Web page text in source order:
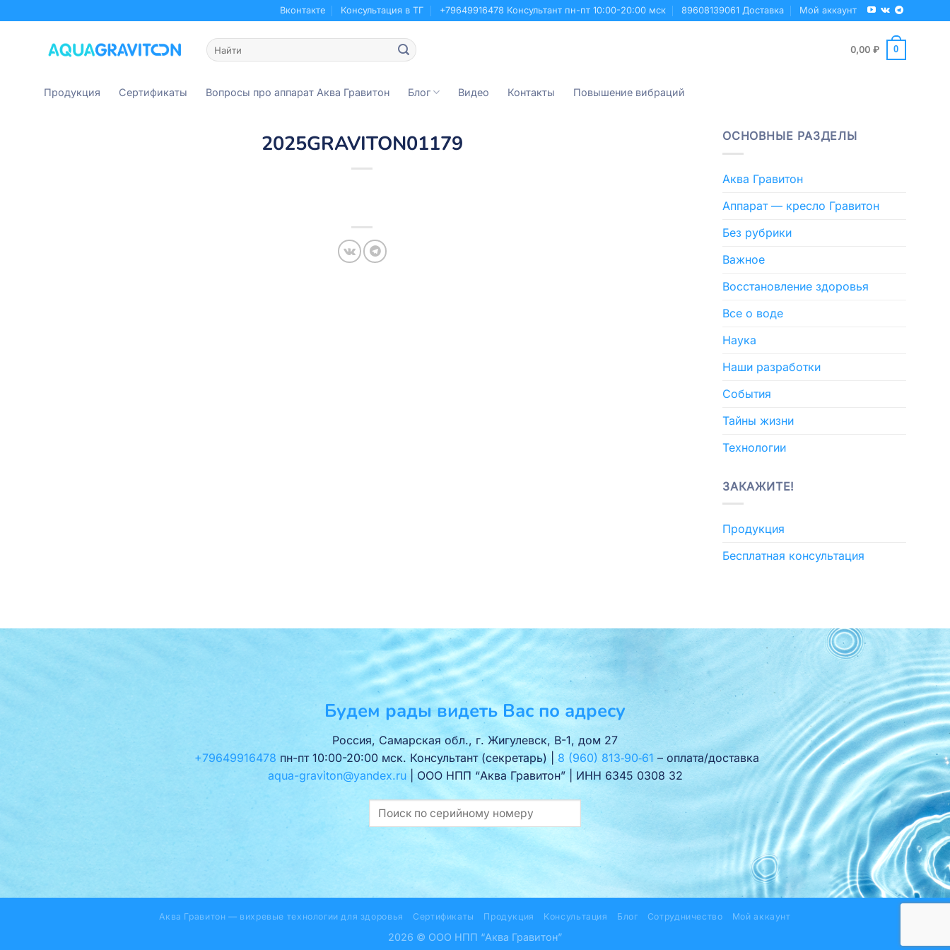
to
Вконтакте Консультация в ТГ +79649916478 Консультант пн-пт 10:00-20:00 мск 89608139061 Доставка Мой аккаунт
Искать:
0,00 ₽ 0
Продукция Сертификаты Вопросы про аппарат Аква Гравитон Блог Видео Контакты Повышение вибраций
2025GRAVITON01179 ОСНОВНЫЕ РАЗДЕЛЫ
Аква Гравитон
Аппарат — кресло Гравитон
Без рубрики
Важное
Восстановление здоровья
Все о воде
Наука
Наши разработки
События
Тайны жизни
Технологии
ЗАКАЖИТЕ!
Продукция
Бесплатная консультация
Будем рады видеть Вас по адресу
Россия, Самарская обл., г. Жигулевск, В-1, дом 27
+79649916478 пн-пт 10:00-20:00 мск. Консультант (секретарь) | 8 (960) 813‑90‑61 – оплата/доставка
aqua-graviton@yandex.ru| ООО НПП “Аква Гравитон” | ИНН 6345 0308 32
Аква Гравитон — вихревые технологии для здоровья Сертификаты Продукция Консультация Блог Сотрудничество Мой аккаунт
2026 © ООО НПП “Аква Гравитон”